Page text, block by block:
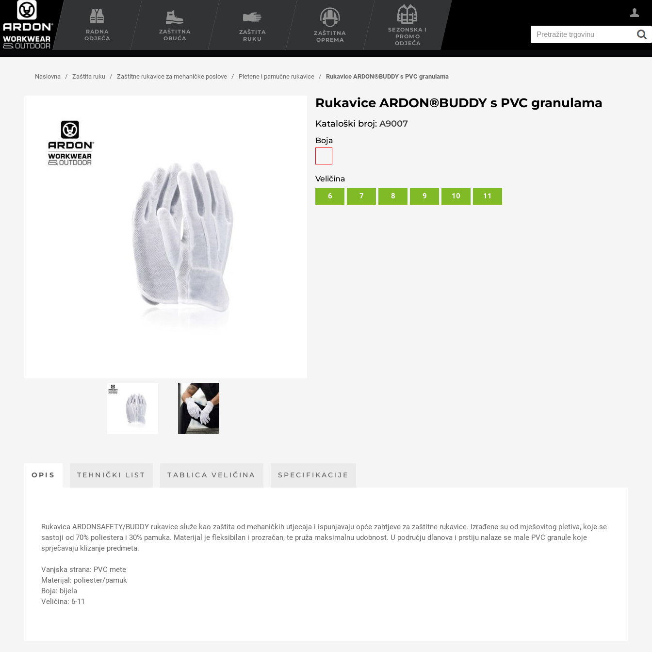
RADNA
ODJEĆA
ZAŠTITNA
OBUĆA
ZAŠTITA
RUKU
ZAŠTITNA
OPREMA
SEZONSKA I
PROMO
ODJEĆA
Naslovna / Zaštita ruku / Zaštitne rukavice za mehaničke poslove / Pletene i pamučne rukavice / Rukavice ARDON®BUDDY s PVC granulama
Rukavice ARDON®BUDDY s PVC granulama
Kataloški broj: A9007
Boja
Veličina
6 7 8 9 10 11
OPIS TEHNIČKI LIST TABLICA VELIČINA SPECIFIKACIJE
Rukavica ARDONSAFETY/BUDDY rukavice služe kao zaštita od mehaničkih utjecaja i ispunjavaju opće zahtjeve za zaštitne rukavice. Izrađene su od mješovitog pletiva, koje se
sastoji od 70% poliestera i 30% pamuka. Materijal je fleksibilan i prozračan, te pruža maksimalnu udobnost. U području dlanova i prstiju nalaze se male PVC granule koje
sprječavaju klizanje predmeta.
Vanjska strana: PVC mete
Materijal: poliester/pamuk
Boja: bijela
Veličina: 6-11